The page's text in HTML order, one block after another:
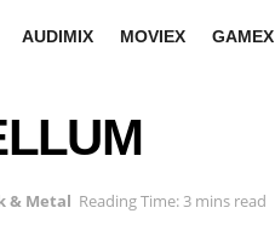
AUDIMIX MOVIEX GAMEX
& Metal Reading Time: 3 mins read